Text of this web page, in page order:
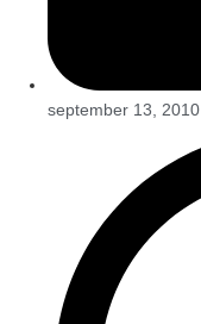
september 13, 2010